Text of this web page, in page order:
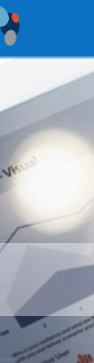
Observatorio
Inverco